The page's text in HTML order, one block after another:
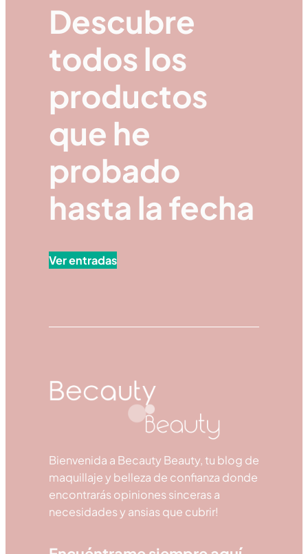
Descubre
todos los
productos
que he
probado
hasta la fecha
Ver entradas
Bienvenida a Becauty Beauty, tu blog de
maquillaje y belleza de confianza donde
encontrarás opiniones sinceras a
necesidades y ansias que cubrir!